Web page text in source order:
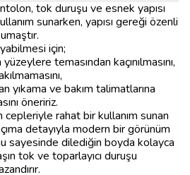
tok duruşu ve esnek yapısı
sunarken, yapısı gereği özenli
için;
temasından kaçınılmasını,
yıkama ve bakım talimatlarına
öneririz.
cepleriyle rahat bir kullanım sunan
detayıyla modern bir görünüm
sayesinde dilediğin boyda kolayca
tok ve toparlayıcı duruşu